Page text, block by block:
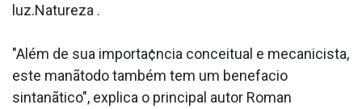
luz.Natureza .
"Além de sua importa¢ncia conceitual e mecanicista,
este manãtodo também tem um benefa­cio
sintanãtico", explica o principal autor Roman